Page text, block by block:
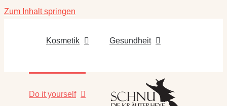
Zum Inhalt springen
Kosmetik Gesundheit
Do it yourself